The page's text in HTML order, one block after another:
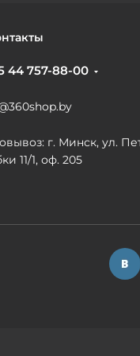
44 757-88-00
г. Минск, ул.
11/1, оф. 205